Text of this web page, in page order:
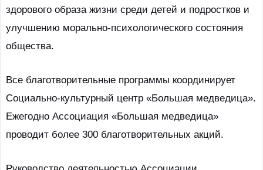
здорового образа жизни среди детей и подростков и
улучшению морально-психологического состояния
общества.
Все благотворительные программы координирует
Социально-культурный центр «Большая медведица».
Ежегодно Ассоциация «Большая медведица»
проводит более 300 благотворительных акций.